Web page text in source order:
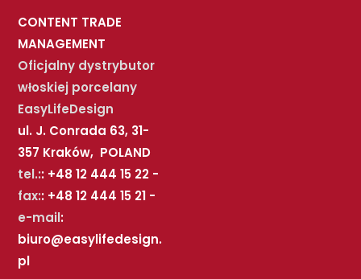
CONTENT TRADE
MANAGEMENT
Oficjalny dystrybutor
włoskiej porcelany
EasyLifeDesign
ul. J. Conrada 63, 31-
357 Kraków, POLAND
tel.:: +48 12 444 15 22 -
fax:: +48 12 444 15 21 -
e-mail:
biuro@easylifedesign.
pl